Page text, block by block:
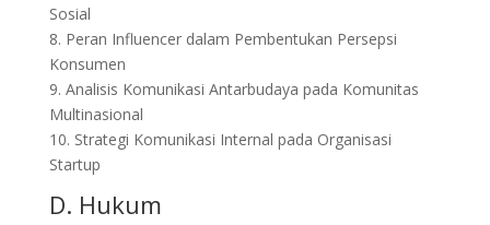
Sosial
8. Peran Influencer dalam Pembentukan Persepsi
Konsumen
9. Analisis Komunikasi Antarbudaya pada Komunitas
Multinasional
10. Strategi Komunikasi Internal pada Organisasi
Startup
D. Hukum